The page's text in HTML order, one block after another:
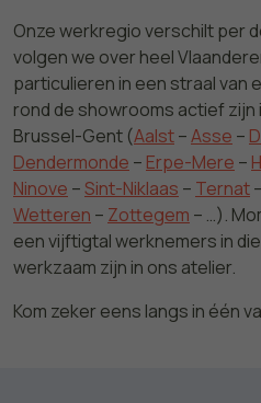
Onze werkregio verschilt per
volgen we over heel
particulieren in een straal van
rond de showrooms actief
Brussel-Gent (Aalst–Asse –
Dendermonde – Erpe-Mere –
Ninove –Sint-Niklaas – Ternat–
Wetteren – Zottegem – …).
een vijftigtal werknemers in
werkzaam zijn in ons atelier.
Kom zeker eens langs in één